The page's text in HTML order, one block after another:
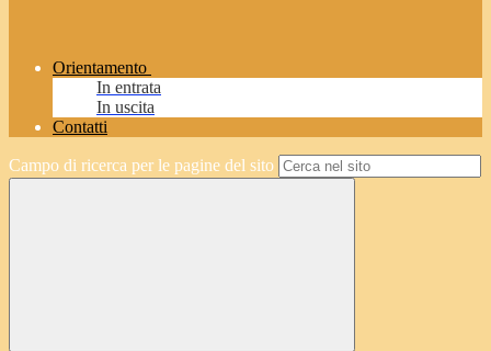
Orientamento
In entrata
In uscita
Contatti
Campo di ricerca per le pagine del sito